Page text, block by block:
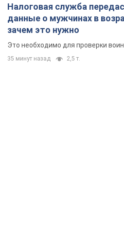
Налоговая служба
данные о мужчинах в
зачем это нужно
Это необходимо для проверки
35 минут назад 2,5 т.